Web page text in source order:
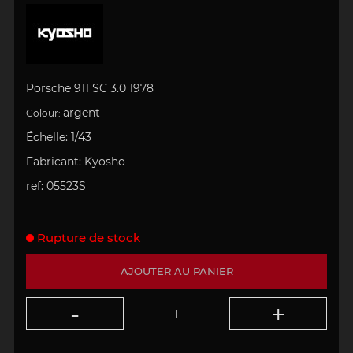
Porsche 911 SC 3.0 1978
Colour: argent
Échelle: 1/43
Fabricant: Kyosho
ref: 05523S
AJOUTER AU PANIER
Rupture de stock